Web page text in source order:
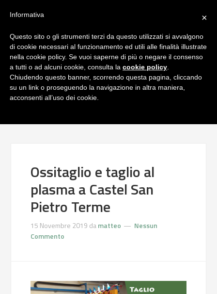
Ossitaglio e taglio al
plasma a Castel San
Pietro Terme
15 Novembre 2019 damatteo
Nessun
Commento
×
Informativa
Questo sito o gli strumenti terzi da questo utilizzati si avvalgono
di cookie necessari al funzionamento ed utili alle finalità illustrate
nella cookie policy. Se vuoi saperne di più o negare il consenso
a tutti o ad alcuni cookie, consulta la cookie policy
Chiudendo questo banner, scorrendo questa pagina, cliccando
su un link o proseguendo la navigazione in altra maniera,
acconsenti all’uso dei cookie.